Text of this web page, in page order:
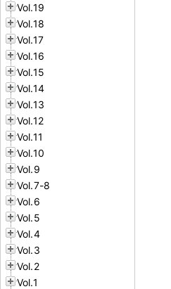
Vol.19
Vol.18
Vol.17
Vol.16
Vol.15
Vol.14
Vol.13
Vol.12
Vol.11
Vol.10
Vol.9
Vol.7-8
Vol.6
Vol.5
Vol.4
Vol.3
Vol.2
Vol.1